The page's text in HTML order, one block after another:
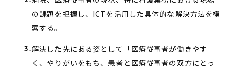
の課題を把握し、ICTを活用した具体的な解決方法を模
索する。
解決した先にある姿として「医療従事者が働きやす
く、やりがいをもち、患者と医療従事者の双方にとっ